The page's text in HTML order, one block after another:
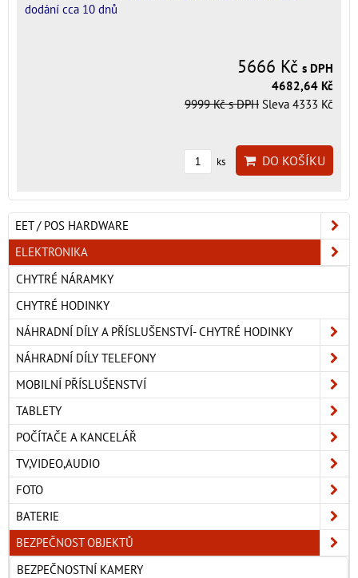
dodání cca 10 dnů
5666 Kč s DPH
4682,64 Kč
9999 Kčs DPH Sleva 4333 Kč
ks DO KOŠÍKU
EET / POS HARDWARE
ELEKTRONIKA
CHYTRÉ NÁRAMKY
CHYTRÉ HODINKY
NÁHRADNÍ DÍLY A PŘÍSLUŠENSTVÍ- CHYTRÉ HODINKY
NÁHRADNÍ DÍLY TELEFONY
MOBILNÍ PŘÍSLUŠENSTVÍ
TABLETY
POČÍTAČE A KANCELÁŘ
TV,VIDEO,AUDIO
FOTO
BATERIE
BEZPEČNOST OBJEKTŮ
BEZPEČNOSTNÍ KAMERY